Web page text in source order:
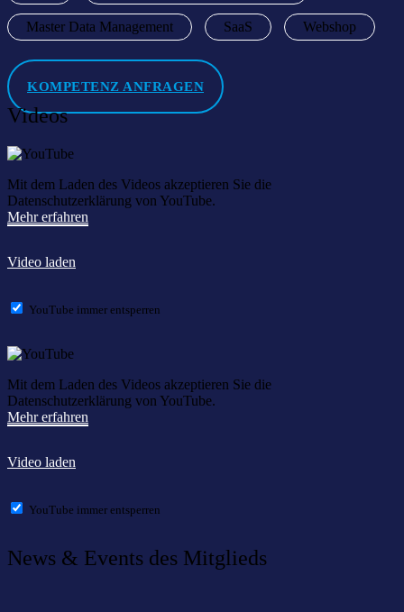
Master Data Management SaaS Webshop
KOMPETENZ ANFRAGEN
Videos
Mit dem Laden des Videos akzeptieren Sie die
Datenschutzerklärung von YouTube.
Mehr erfahren
Video laden
YouTube immer entsperren
Mit dem Laden des Videos akzeptieren Sie die
Datenschutzerklärung von YouTube.
Mehr erfahren
Video laden
YouTube immer entsperren
News & Events des Mitglieds